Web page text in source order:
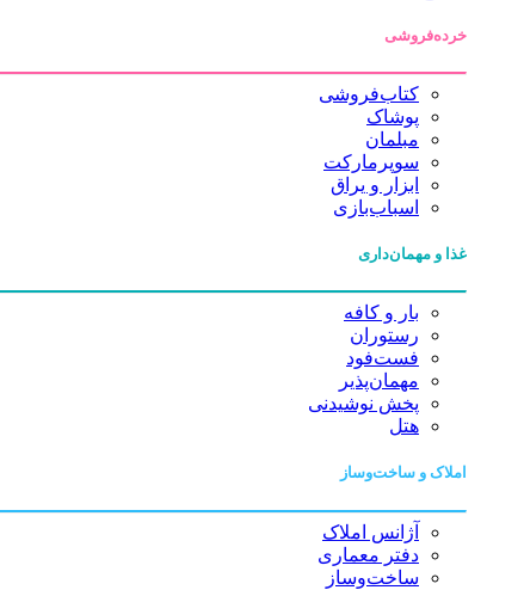
خرده‌فروشی
کتاب‌فروشی
پوشاک
مبلمان
سوپرمارکت
ابزار و یراق
اسباب‌بازی
غذا و مهمان‌داری
بار و کافه
رستوران
فست‌فود
مهمان‌پذیر
پخش نوشیدنی
هتل
املاک و ساخت‌وساز
آژانس املاک
دفتر معماری
ساخت‌وساز